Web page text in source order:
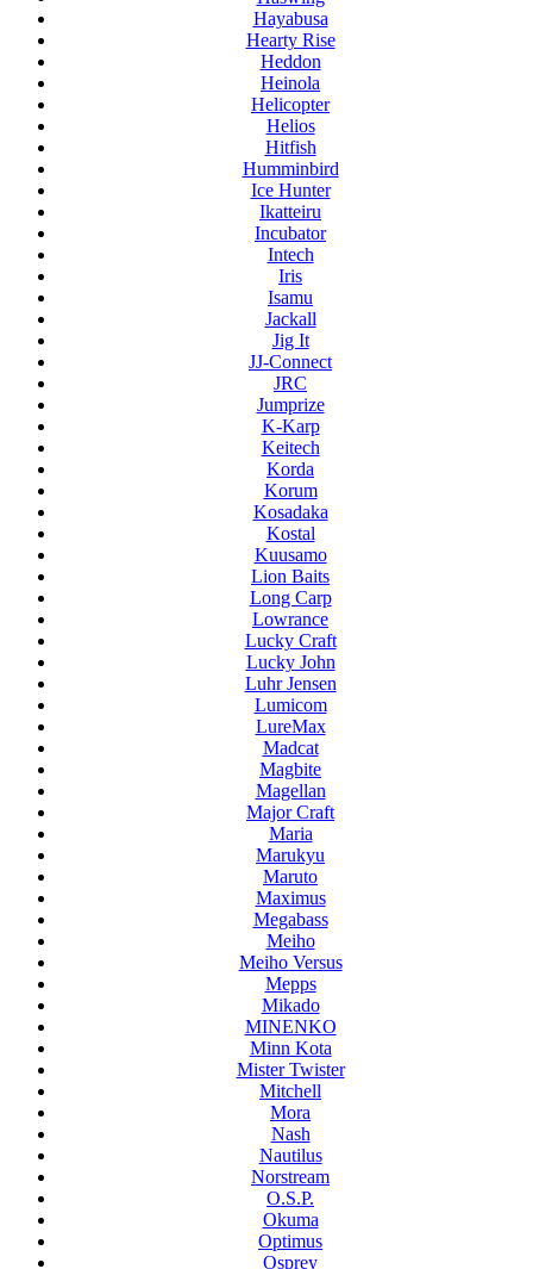
Hayabusa
Hearty Rise
Heddon
Heinola
Helicopter
Helios
Hitfish
Humminbird
Ice Hunter
Ikatteiru
Incubator
Intech
Iris
Isamu
Jackall
Jig It
JJ-Connect
JRC
Jumprize
K-Karp
Keitech
Korda
Korum
Kosadaka
Kostal
Kuusamo
Lion Baits
Long Carp
Lowrance
Lucky Craft
Lucky John
Luhr Jensen
Lumicom
LureMax
Madcat
Magbite
Magellan
Major Craft
Maria
Marukyu
Maruto
Maximus
Megabass
Meiho
Meiho Versus
Mepps
Mikado
MINENKO
Minn Kota
Mister Twister
Mitchell
Mora
Nash
Nautilus
Norstream
O.S.P.
Okuma
Optimus
Osprey